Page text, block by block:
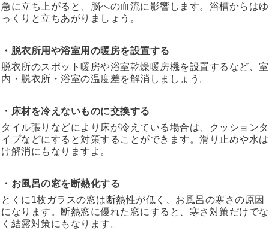
急に立ち上がると、脳への血流に影響します。浴槽からはゆ
っくりと立ちあがりましょう。
・脱衣所用や浴室用の暖房を設置する
脱衣所のスポット暖房や浴室乾燥暖房機を設置するなど、室
内・脱衣所・浴室の温度差を解消しましょう。
・床材を冷えないものに交換する
タイル張りなどにより床が冷えている場合は、クッションタ
イプなどにすると対策することができます。滑り止めや水は
け解消にもなりますよ。
・お風呂の窓を断熱化する
とくに1枚ガラスの窓は断熱性が低く、お風呂の寒さの原因
になります。断熱窓に優れた窓にすると、寒さ対策だけでな
く結露対策にもなります。